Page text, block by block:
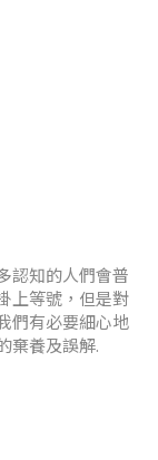
近下雨的日子會
， 雨不小；雀
近窗邊看風景
風位置，以免
認知的人們會普
上等號，但是對
們有必要細心地
棄養及誤解.